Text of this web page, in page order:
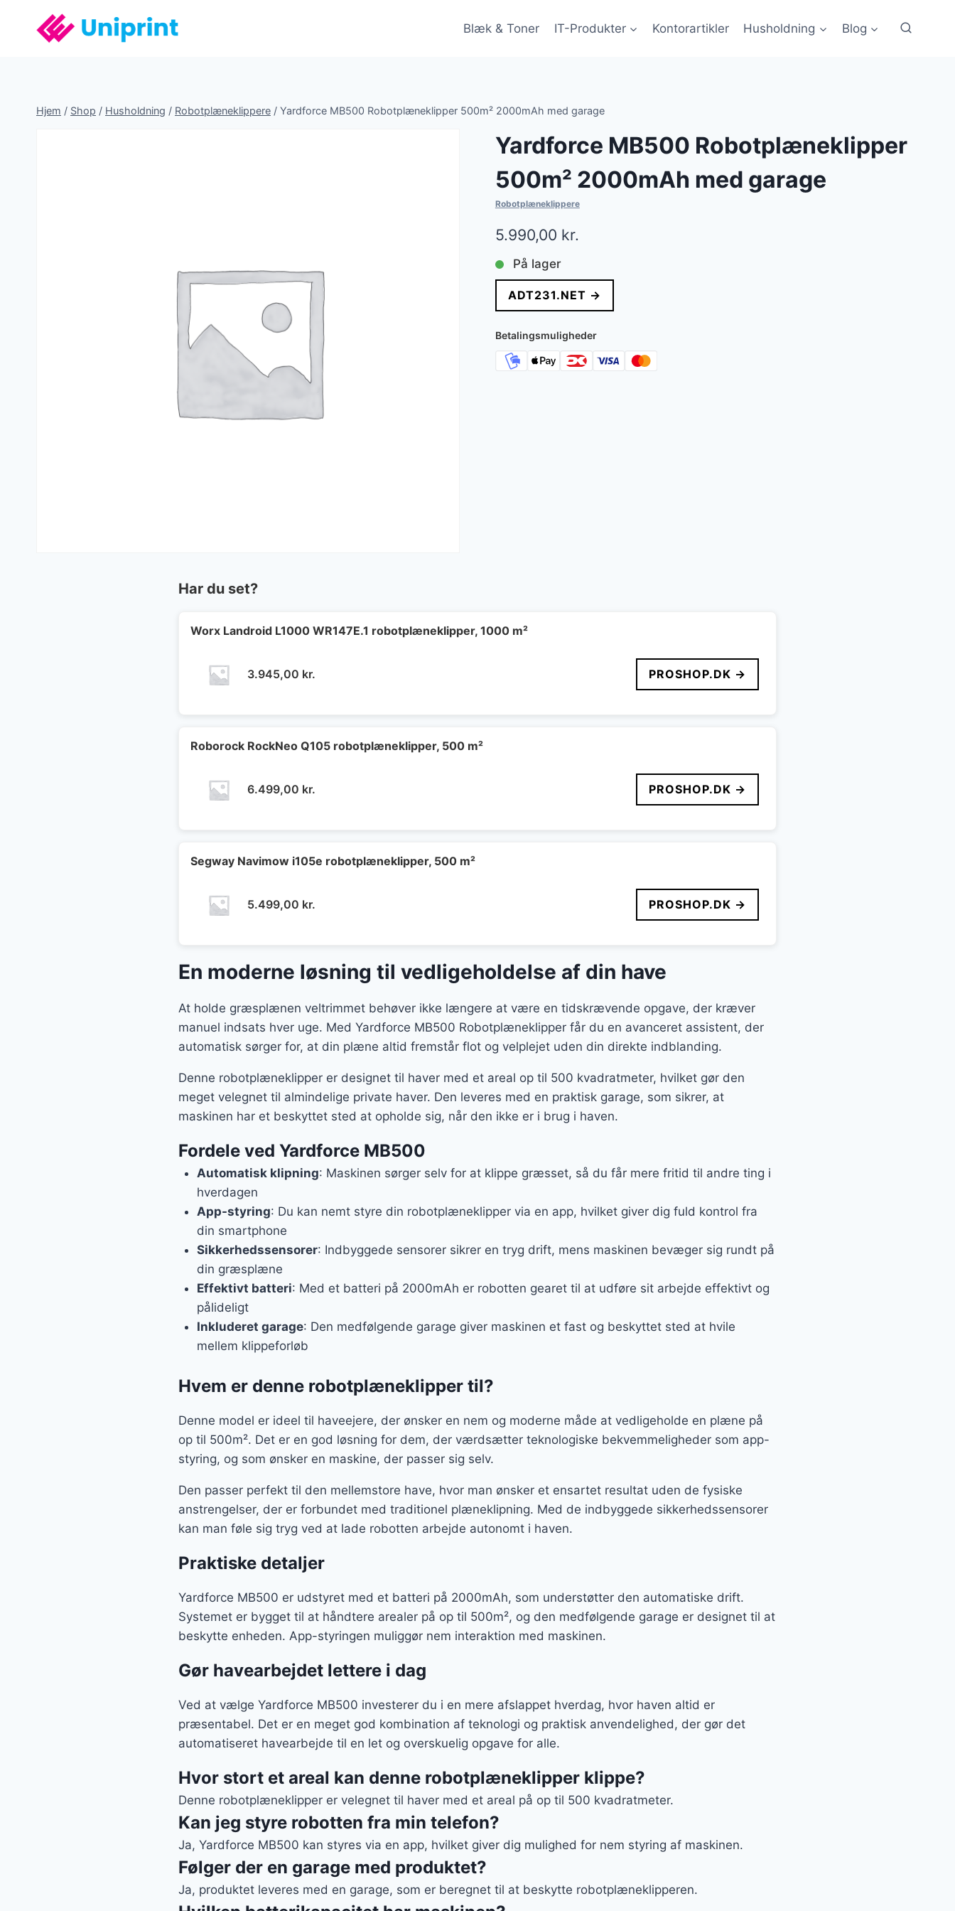
Blæk & Toner IT-Produkter Kontorartikler Husholdning Blog
Hjem / Shop / Husholdning / Robotplæneklippere / Yardforce MB500 Robotplæneklipper 500m² 2000mAh med garage
Yardforce MB500 Robotplæneklipper
500m² 2000mAh med garage
Robotplæneklippere
5.990,00 kr.
På lager
ADT231.NET →
Betalingsmuligheder
Har du set?
Worx Landroid L1000 WR147E.1 robotplæneklipper, 1000 m²
3.945,00 kr. PROSHOP.DK →
Roborock RockNeo Q105 robotplæneklipper, 500 m²
6.499,00 kr. PROSHOP.DK →
Segway Navimow i105e robotplæneklipper, 500 m²
5.499,00 kr. PROSHOP.DK →
En moderne løsning til vedligeholdelse af din have
At holde græsplænen veltrimmet behøver ikke længere at være en tidskrævende opgave, der kræver
manuel indsats hver uge. Med Yardforce MB500 Robotplæneklipper får du en avanceret assistent, der
automatisk sørger for, at din plæne altid fremstår flot og velplejet uden din direkte indblanding.
Denne robotplæneklipper er designet til haver med et areal op til 500 kvadratmeter, hvilket gør den
meget velegnet til almindelige private haver. Den leveres med en praktisk garage, som sikrer, at
maskinen har et beskyttet sted at opholde sig, når den ikke er i brug i haven.
Fordele ved Yardforce MB500
Automatisk klipning: Maskinen sørger selv for at klippe græsset, så du får mere fritid til andre ting i
hverdagen
App-styring: Du kan nemt styre din robotplæneklipper via en app, hvilket giver dig fuld kontrol fra
din smartphone
Sikkerhedssensorer: Indbyggede sensorer sikrer en tryg drift, mens maskinen bevæger sig rundt på
din græsplæne
Effektivt batteri: Med et batteri på 2000mAh er robotten gearet til at udføre sit arbejde effektivt og
pålideligt
Inkluderet garage: Den medfølgende garage giver maskinen et fast og beskyttet sted at hvile
mellem klippeforløb
Hvem er denne robotplæneklipper til?
Denne model er ideel til haveejere, der ønsker en nem og moderne måde at vedligeholde en plæne på
op til 500m². Det er en god løsning for dem, der værdsætter teknologiske bekvemmeligheder som app-
styring, og som ønsker en maskine, der passer sig selv.
Den passer perfekt til den mellemstore have, hvor man ønsker et ensartet resultat uden de fysiske
anstrengelser, der er forbundet med traditionel plæneklipning. Med de indbyggede sikkerhedssensorer
kan man føle sig tryg ved at lade robotten arbejde autonomt i haven.
Praktiske detaljer
Yardforce MB500 er udstyret med et batteri på 2000mAh, som understøtter den automatiske drift.
Systemet er bygget til at håndtere arealer på op til 500m², og den medfølgende garage er designet til at
beskytte enheden. App-styringen muliggør nem interaktion med maskinen.
Gør havearbejdet lettere i dag
Ved at vælge Yardforce MB500 investerer du i en mere afslappet hverdag, hvor haven altid er
præsentabel. Det er en meget god kombination af teknologi og praktisk anvendelighed, der gør det
automatiseret havearbejde til en let og overskuelig opgave for alle.
Hvor stort et areal kan denne robotplæneklipper klippe?
Denne robotplæneklipper er velegnet til haver med et areal på op til 500 kvadratmeter.
Kan jeg styre robotten fra min telefon?
Ja, Yardforce MB500 kan styres via en app, hvilket giver dig mulighed for nem styring af maskinen.
Følger der en garage med produktet?
Ja, produktet leveres med en garage, som er beregnet til at beskytte robotplæneklipperen.